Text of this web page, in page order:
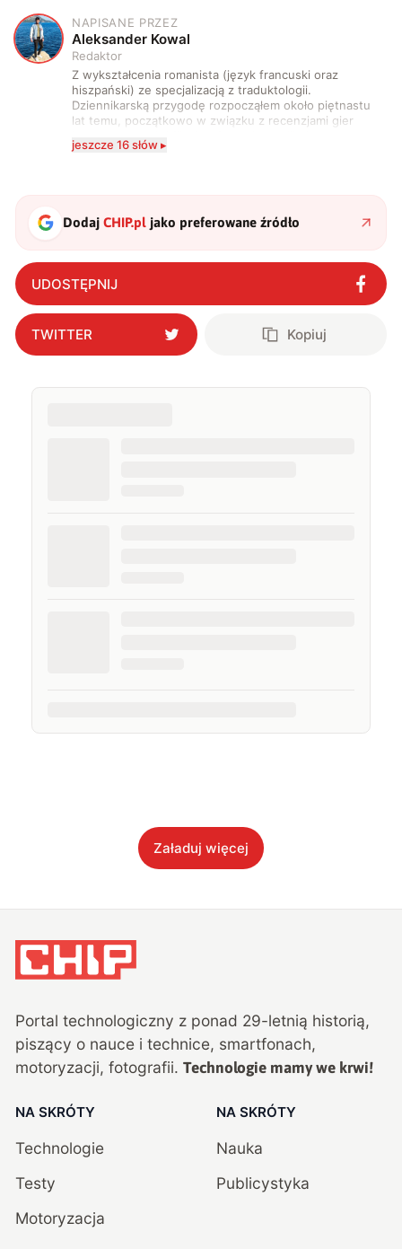
A
NAPISANE PRZEZ
Aleksander Kowal
Redaktor
Z wykształcenia romanista (język francuski oraz
hiszpański) ze specjalizacją z traduktologii.
Dziennikarską przygodę rozpocząłem około piętnastu
lat temu, początkowo w związku z recenzjami gier
komputerowych i filmów. Obecnie publikuję
zdecydowanie częściej na tematy związane z nauką
także uprawiać oraz oglądać sport.
jeszcze 16 słów ▸
DodajCHIP.pl jako preferowane źródło
UDOSTĘPNIJ
TWITTER Kopiuj
Załaduj więcej
Portal technologiczny z ponad 29-letnią historią,
piszący o nauce i technice, smartfonach,
motoryzacji, fotografii. Technologie mamy we krwi!
NA SKRÓTY
Technologie
Testy
Motoryzacja
NA SKRÓTY
Nauka
Publicystyka